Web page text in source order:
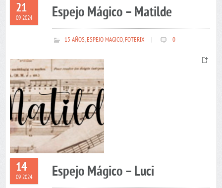
21
09 2024 Espejo Mágico – Matilde
15 AÑOS,ESPEJO MAGICO,FOTERIX 0
14
09 2024 Espejo Mágico – Luci